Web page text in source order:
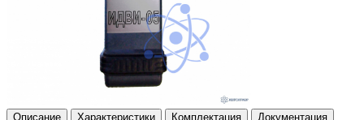
Описание Характеристики Комплектация Документация